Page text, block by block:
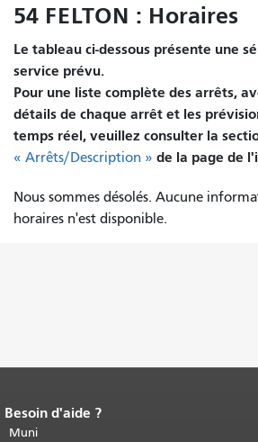
54 FELTON : Horaires
Le tableau ci-dessous présente une
service prévu.
Pour une liste complète des arrêts,
détails de chaque arrêt et les
temps réel, veuillez consulter la
« Arrêts/Description » de la page de
Nous sommes désolés. Aucune
horaires n'est disponible.
Fin du contenu de la page.
cette page se répète sur chaque page.
Besoin d'aide ?
Muni